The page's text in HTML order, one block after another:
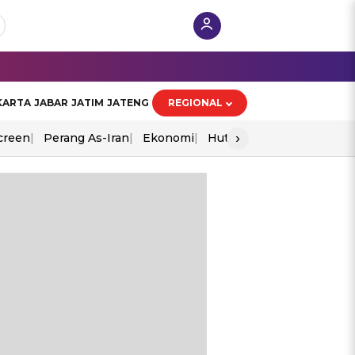
JABAR JATIM JATENG REGIONAL
Perang As-Iran Ekonomi Hut Ri
›